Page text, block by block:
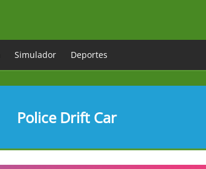
Simulador Deportes
Police Drift Car